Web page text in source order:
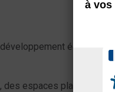
économique,
espaces plantés plus